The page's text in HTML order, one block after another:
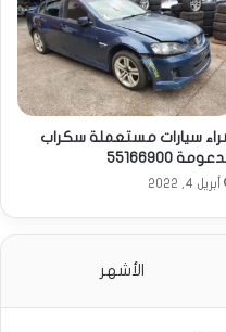
سيارات مستعملة سكراب
55166900
أبريل 4, 2022
الأشهر